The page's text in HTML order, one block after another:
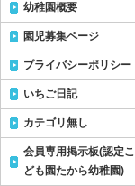
幼稚園概要
園児募集ページ
プライバシーポリシー
いちご日記
カテゴリ無し
会員専用掲示板(認定こ
ども園たから幼稚園)